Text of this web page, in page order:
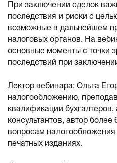
При заключении сделок
последствия и риски с
возможные в дальнейшем
налоговых органов. На
основные моменты с точки
последствий при
Лектор вебинара: Ольга
налогообложению,
квалификации
консультантов, автор
вопросам
печатных изданиях.